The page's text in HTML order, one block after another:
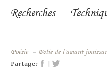
Recherches
Poésie – Folie de l'amant
Partager |